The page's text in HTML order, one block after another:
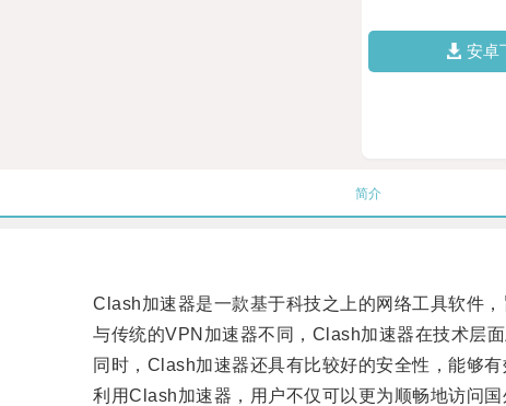
安卓
简介
Clash加速器是一款基于科技之上的网络工具软件，
与传统的VPN加速器不同，Clash加速器在技术层面
同时，Clash加速器还具有比较好的安全性，能够有
利用Clash加速器，用户不仅可以更为顺畅地访问国